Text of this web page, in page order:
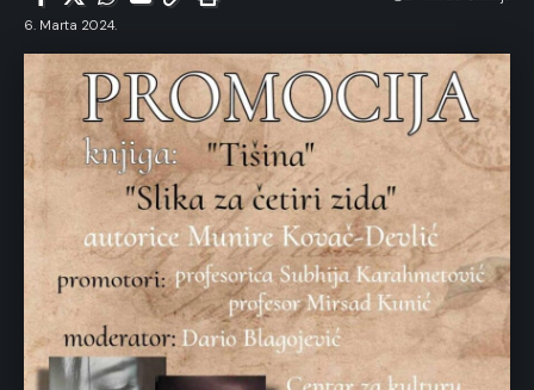
6. Marta 2024.